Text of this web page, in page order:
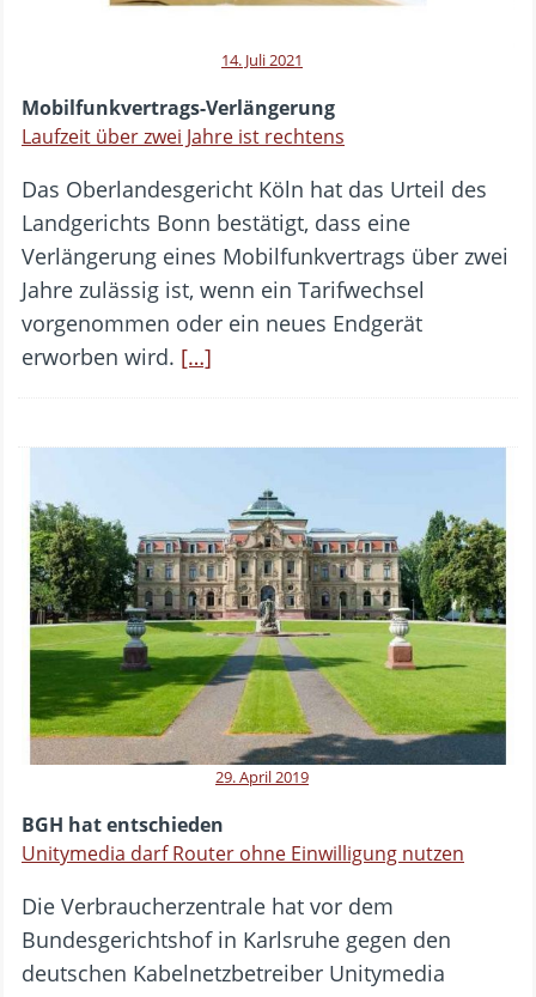
14. Juli 2021
Mobilfunkvertrags-Verlängerung
Laufzeit über zwei Jahre ist rechtens
Das Oberlandesgericht Köln hat das Urteil des
Landgerichts Bonn bestätigt, dass eine
Verlängerung eines Mobilfunkvertrags über zwei
Jahre zulässig ist, wenn ein Tarifwechsel
vorgenommen oder ein neues Endgerät
erworben wird. […]
29. April 2019
BGH hat entschieden
Unitymedia darf Router ohne Einwilligung nutzen
Die Verbraucherzentrale hat vor dem
Bundesgerichtshof in Karlsruhe gegen den
deutschen Kabelnetzbetreiber Unitymedia